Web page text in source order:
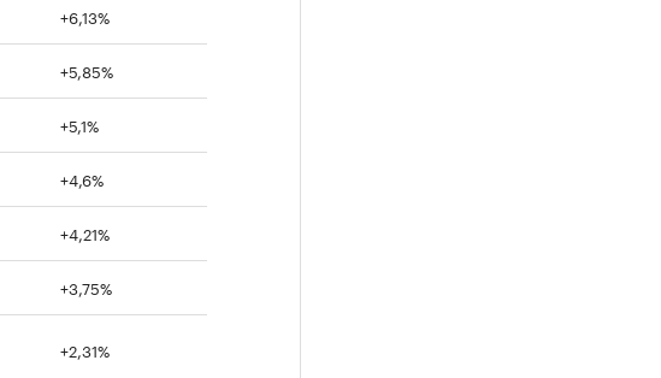
+6,13%
+5,85%
+5,1%
+4,6%
+4,21%
+3,75%
+2,31%